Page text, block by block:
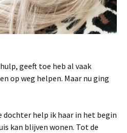
geeft toe heb al vaak
op weg helpen. Maar nu ging
dochter help ik haar in het begin
kan blijven wonen. Tot de